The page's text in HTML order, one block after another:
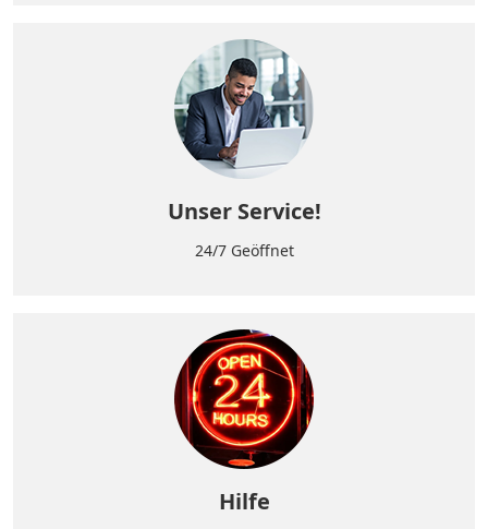
Unser Service!
24/7 Geöffnet
Hilfe